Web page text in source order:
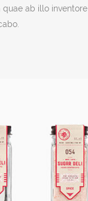
ab illo inventore